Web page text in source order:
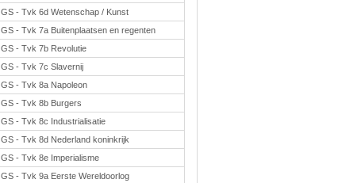
GS - Tvk 6d Wetenschap / Kunst
GS - Tvk 7a Buitenplaatsen en regenten
GS - Tvk 7b Revolutie
GS - Tvk 7c Slavernij
GS - Tvk 8a Napoleon
GS - Tvk 8b Burgers
GS - Tvk 8c Industrialisatie
GS - Tvk 8d Nederland koninkrijk
GS - Tvk 8e Imperialisme
GS - Tvk 9a Eerste Wereldoorlog